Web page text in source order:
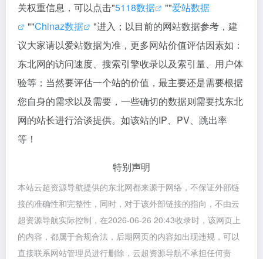
关权重信息，可以点击"5118数据 ""爱站数据
""Chinaz数据
"进入；以目前的网站数据参考，建
议大家请以爱站数据为准，更多网站价值评估因素如：
东北网的访问速度、搜索引擎收录以及索引量、用户体
验等；当然要评估一个站的价值，最主要还是需要根据
您自身的需求以及需要，一些确切的数据则需要找东北
网的站长进行洽谈提供。如该站的IP、PV、跳出率
等！
特别声明
本站云超资源导航提供的东北网都来源于网络，不保证外部链
接的准确性和完整性，同时，对于该外部链接的指向，不由云
超资源导航实际控制，在2026-06-26 20:43收录时，该网页上
的内容，都属于合规合法，后期网页的内容如出现违规，可以
直接联系网站管理员进行删除，云超资源导航不承担任何责